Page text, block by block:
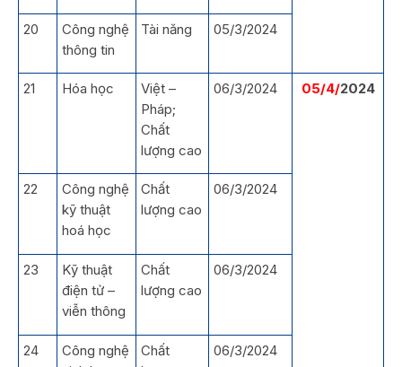
20
Công nghệ
thông tin
Tài năng 05/3/2024
21 Hóa học
Việt –
Pháp;
Chất
lượng cao
06/3/2024 05/4/2024
22
Công nghệ
kỹ thuật
hoá học
Chất
lượng cao
06/3/2024
23
Kỹ thuật
điện tử –
viễn thông
Chất
lượng cao
06/3/2024
24
Công nghệ
Chất
06/3/2024